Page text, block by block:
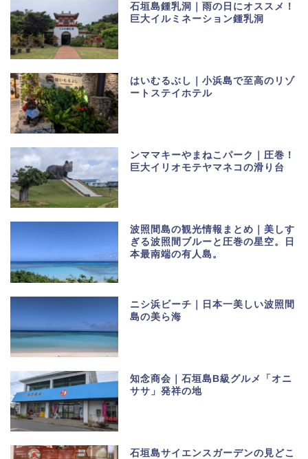
石垣島鍾乳洞｜雨の日にオススメ！
巨大イルミネーション鍾乳洞
はいむるぶし｜小浜島で至高のリゾ
ートステイホテル
ンママキーやまねこパーク｜圧巻！
巨大イリオモテヤマネコの滑り台
波照間島の観光情報まとめ｜美しす
ぎる波照間ブルーと圧巻の星空。日
本最南端の有人島。
ニシ浜ビーチ｜日本一美しい波照間
島の美ら海
知念商会｜石垣島B級グルメ「オニ
ササ」発祥の地
石垣島サイエンスガーデンの見どこ